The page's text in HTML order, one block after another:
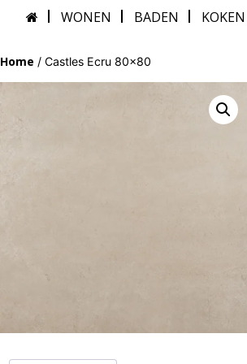
WONEN BADEN KOKEN
Home / Castles Ecru 80×80